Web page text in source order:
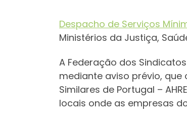
Despacho de Serviços
Ministérios da Justiça,
A Federação dos
mediante aviso prévio,
Similares de Portugal –
locais onde as empresas